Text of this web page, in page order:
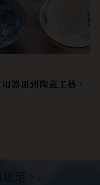
交融：暢遊日本群
禮一次看！
是。